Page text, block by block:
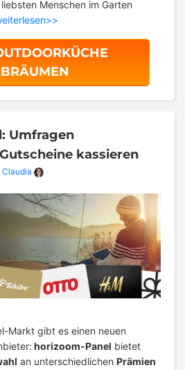
Menschen im Garten
Umfragen
kassieren
Claudia
Markt gibt es einen neuen
horizoom-Panel bietet
an unterschiedlichen Prämien